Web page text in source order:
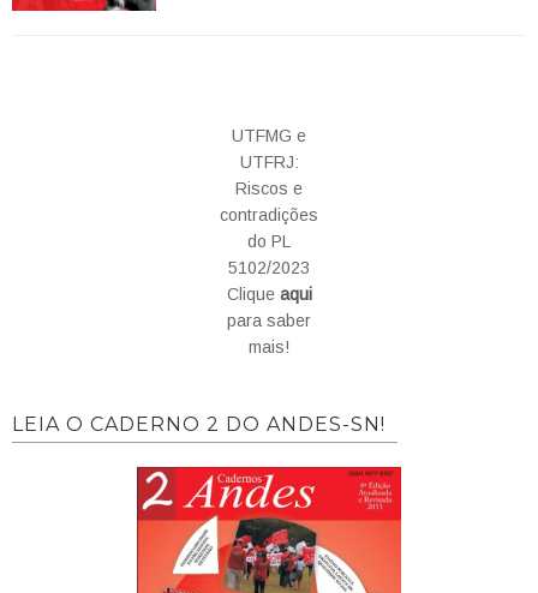
UTFMG e
UTFRJ:
Riscos e
contradições
do PL
5102/2023
Clique aqui
para saber
mais!
LEIA O CADERNO 2 DO ANDES-SN!